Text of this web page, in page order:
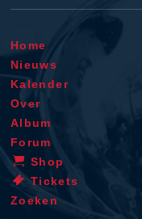
Home
Nieuws
Kalender
Over
Album
Forum
Shop
Tickets
Zoeken